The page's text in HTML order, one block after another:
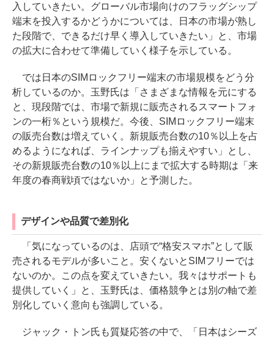
入していきたい。グローバル市場向けのフラッグシップ
端末を投入するかどうかについては、日本の市場が熟し
た段階で、できるだけ早く導入していきたい」と、市場
の拡大に合わせて準備していく様子を示している。
では日本のSIMロックフリー端末の市場規模をどう分
析しているのか。玉野氏は「さまざまな情報を元にする
と、現段階では、市場で新規に販売されるスマートフォ
ンの一桁％という規模だ。今後、SIMロックフリー端末
の販売台数は増えていく。新規販売台数の10％以上を占
めるようになれば、ラインナップも揃えやすい」とし、
その新規販売台数の10％以上にまで拡大する時期は「来
年度の春商戦頃ではないか」と予測した。
デザインや品質で差別化
「気になっているのは、店頭で“格安スマホ”として販
売されるモデルが多いこと。安くないとSIMフリーでは
ないのか。この点を変えていきたい。我々はサポートも
提供していく」と、玉野氏は、価格競争とは別の軸で差
別化していく意向も強調している。
ジャック・トン氏も質疑応答の中で、「日本はシーズ